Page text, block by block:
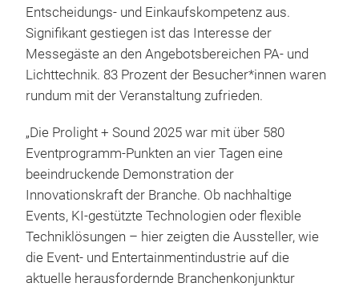
Entscheidungs- und Einkaufskompetenz aus.
Signifikant gestiegen ist das Interesse der
Messegäste an den Angebotsbereichen PA- und
Lichttechnik. 83 Prozent der Besucher*innen waren
rundum mit der Veranstaltung zufrieden.
„Die Prolight + Sound 2025 war mit über 580
Eventprogramm-Punkten an vier Tagen eine
beeindruckende Demonstration der
Innovationskraft der Branche. Ob nachhaltige
Events, KI-gestützte Technologien oder flexible
Techniklösungen – hier zeigten die Aussteller, wie
die Event- und Entertainmentindustrie auf die
aktuelle herausfordernde Branchenkonjunktur